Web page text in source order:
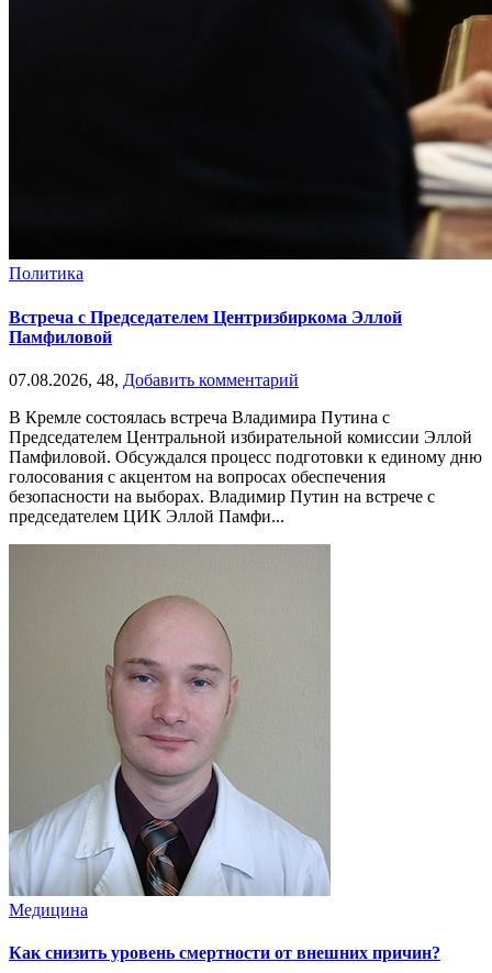
Политика
Встреча с Председателем Центризбиркома Эллой
Памфиловой
07.08.2026, 48, Добавить комментарий
В Кремле состоялась встреча Владимира Путина с
Председателем Центральной избирательной комиссии Эллой
Памфиловой. Обсуждался процесс подготовки к единому дню
голосования с акцентом на вопросах обеспечения
безопасности на выборах. Владимир Путин на встрече с
председателем ЦИК Эллой Памфи...
Медицина
Как снизить уровень смертности от внешних причин?